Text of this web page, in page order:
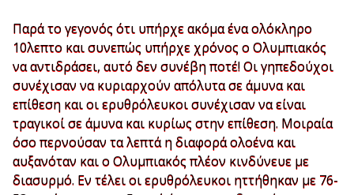
Παρά το γεγονός ότι υπήρχε ακόμα ένα ολόκληρο
10λεπτο και συνεπώς υπήρχε χρόνος ο Ολυμπιακός
να αντιδράσει, αυτό δεν συνέβη ποτέ! Οι γηπεδούχοι
συνέχισαν να κυριαρχούν απόλυτα σε άμυνα και
επίθεση και οι ερυθρόλευκοι συνέχισαν να είναι
τραγικοί σε άμυνα και κυρίως στην επίθεση. Μοιραία
όσο περνούσαν τα λεπτά η διαφορά ολοένα και
αυξανόταν και ο Ολυμπιακός πλέον κινδύνευε με
διασυρμό. Εν τέλει οι ερυθρόλευκοι ηττήθηκαν με 76-